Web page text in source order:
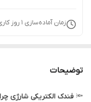
زمان آماده‌سازی 1 روز
توضیحات
🔦 فندک الکتریکی شارژی